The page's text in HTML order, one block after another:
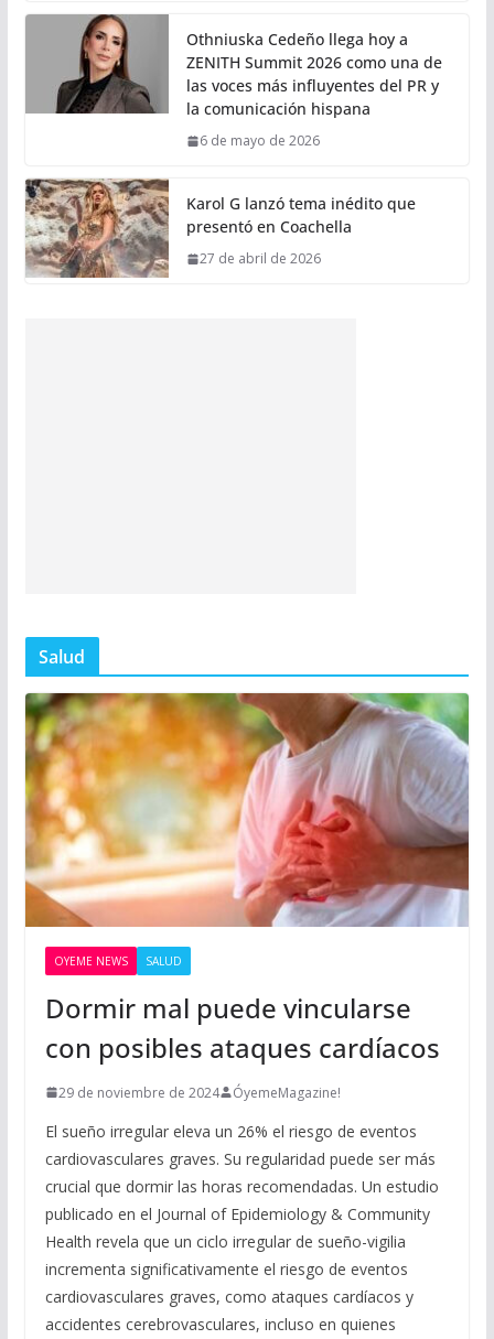
Othniuska Cedeño llega hoy a
ZENITH Summit 2026 como una de
las voces más influyentes del PR y
la comunicación hispana
6 de mayo de 2026
Karol G lanzó tema inédito que
presentó en Coachella
27 de abril de 2026
Salud
OYEME NEWS SALUD
Dormir mal puede vincularse
con posibles ataques cardíacos
29 de noviembre de 2024 ÓyemeMagazine!
El sueño irregular eleva un 26% el riesgo de eventos
cardiovasculares graves. Su regularidad puede ser más
crucial que dormir las horas recomendadas. Un estudio
publicado en el Journal of Epidemiology & Community
Health revela que un ciclo irregular de sueño-vigilia
incrementa significativamente el riesgo de eventos
cardiovasculares graves, como ataques cardíacos y
accidentes cerebrovasculares, incluso en quienes